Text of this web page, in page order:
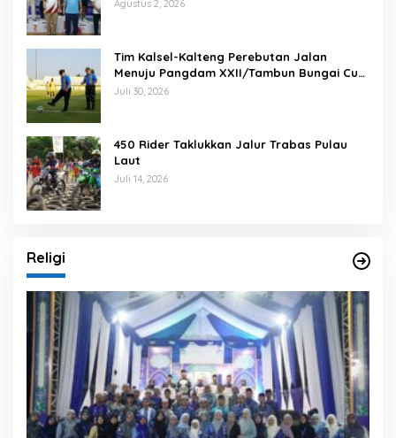
Agustus 2, 2026
Tim Kalsel-Kalteng Perebutan Jalan
Menuju Pangdam XXII/Tambun Bungai Cup
Banjarmasin
Juli 30, 2026
450 Rider Taklukkan Jalur Trabas Pulau
Laut
Juli 14, 2026
Religi